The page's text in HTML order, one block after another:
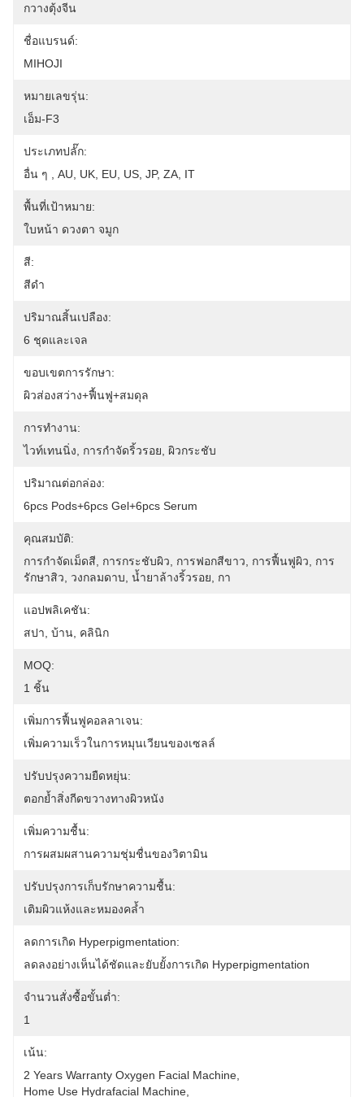
กวางตุ้งจีน
ชื่อแบรนด์:
MIHOJI
หมายเลขรุ่น:
เอ็ม-F3
ประเภทปลั๊ก:
อื่น ๆ , AU, UK, EU, US, JP, ZA, IT
พื้นที่เป้าหมาย:
ใบหน้า ดวงตา จมูก
สี:
สีดำ
ปริมาณสิ้นเปลือง:
6 ชุดและเจล
ขอบเขตการรักษา:
ผิวส่องสว่าง+ฟื้นฟู+สมดุล
การทำงาน:
ไวท์เทนนิ่ง, การกำจัดริ้วรอย, ผิวกระชับ
ปริมาณต่อกล่อง:
6pcs Pods+6pcs Gel+6pcs Serum
คุณสมบัติ:
การกำจัดเม็ดสี, การกระชับผิว, การฟอกสีขาว, การฟื้นฟูผิว, การ
รักษาสิว, วงกลมดาบ, น้ำยาล้างริ้วรอย, กา
แอปพลิเคชัน:
สปา, บ้าน, คลินิก
MOQ:
1 ชิ้น
เพิ่มการฟื้นฟูคอลลาเจน:
เพิ่มความเร็วในการหมุนเวียนของเซลล์
ปรับปรุงความยืดหยุ่น:
ตอกย้ำสิ่งกีดขวางทางผิวหนัง
เพิ่มความชื้น:
การผสมผสานความชุ่มชื่นของวิตามิน
ปรับปรุงการเก็บรักษาความชื้น:
เติมผิวแห้งและหมองคล้ำ
ลดการเกิด Hyperpigmentation:
ลดลงอย่างเห็นได้ชัดและยับยั้งการเกิด Hyperpigmentation
จำนวนสั่งซื้อขั้นต่ำ:
1
เน้น:
2 Years Warranty Oxygen Facial Machine
Home Use Hydrafacial Machine